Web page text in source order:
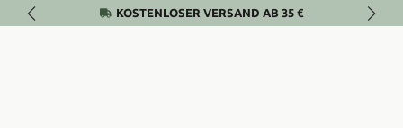
Zum Hauptinhalt springenKOSTENLOSER VERSAND AB 35 €